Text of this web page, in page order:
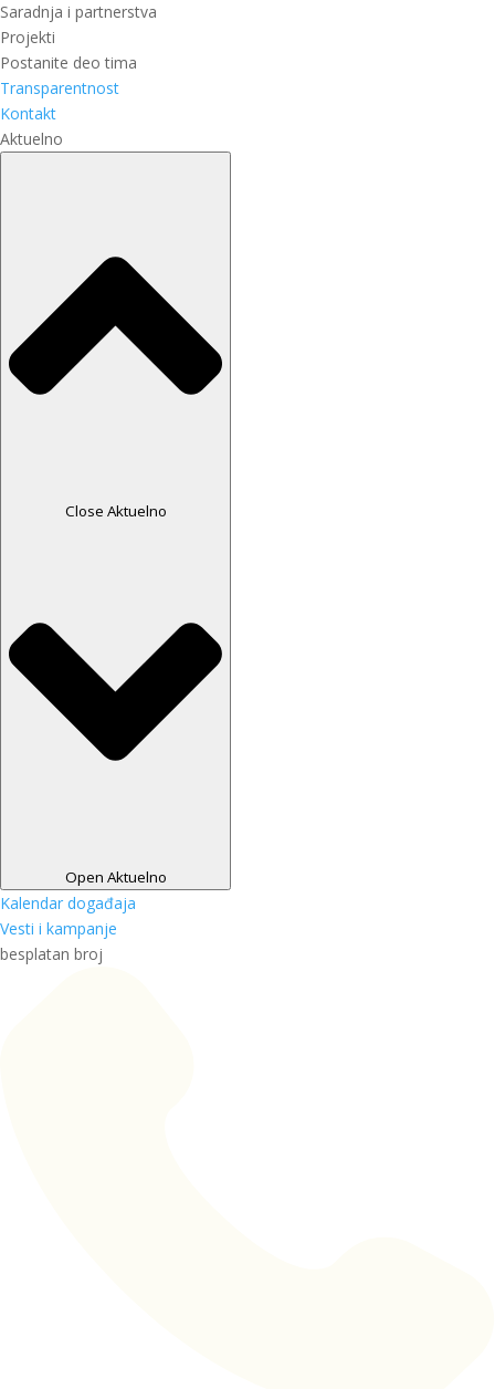
Saradnja i partnerstva
Projekti
Postanite deo tima
Transparentnost
Kontakt
Aktuelno
Close Aktuelno
Open Aktuelno
Kalendar događaja
Vesti i kampanje
besplatan broj